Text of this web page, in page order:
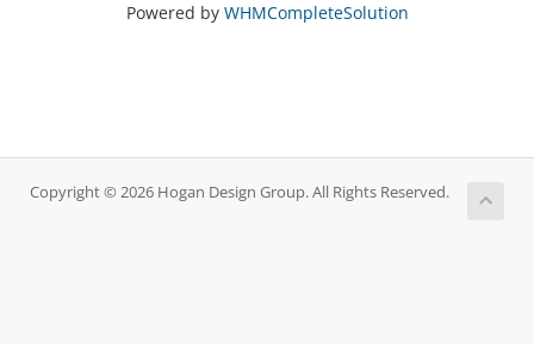
Powered by WHMCompleteSolution
Copyright © 2026 Hogan Design Group. All Rights Reserved.